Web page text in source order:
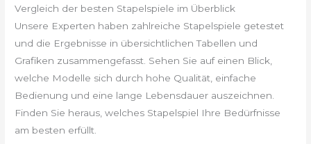
Vergleich der besten Stapelspiele im Überblick
Unsere Experten haben zahlreiche Stapelspiele getestet
und die Ergebnisse in übersichtlichen Tabellen und
Grafiken zusammengefasst. Sehen Sie auf einen Blick,
welche Modelle sich durch hohe Qualität, einfache
Bedienung und eine lange Lebensdauer auszeichnen.
Finden Sie heraus, welches Stapelspiel Ihre Bedürfnisse
am besten erfüllt.